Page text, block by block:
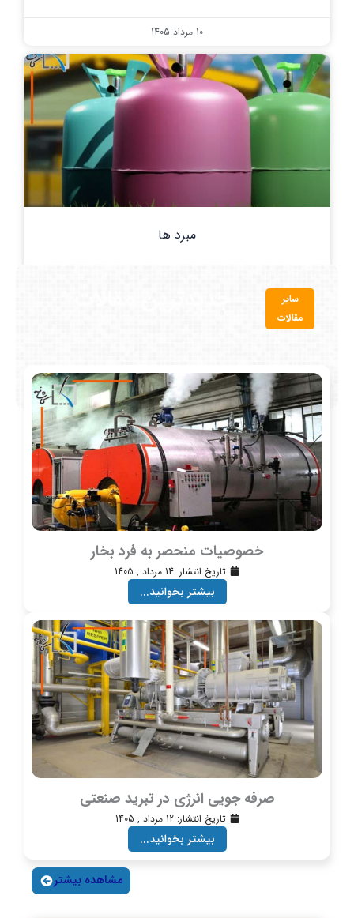
10 مرداد 1405
مبرد ها
سایر
مقالات
خصوصیات منحصر به فرد بخار
تاریخ انتشار: 14 مرداد , 1405
بیشتر بخوانید...
صرفه جویی انرژی در تبرید صنعتی
تاریخ انتشار:12 مرداد , 1405
بیشتر بخوانید...
مشاهده بیشتر